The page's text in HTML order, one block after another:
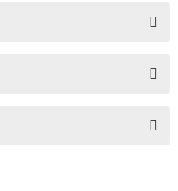
soru sorulmamış.
öneri formunu